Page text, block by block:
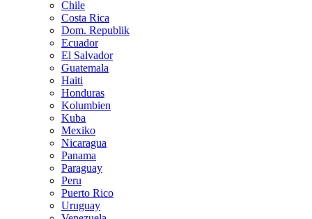
Chile
Costa Rica
Dom. Republik
Ecuador
El Salvador
Guatemala
Haiti
Honduras
Kolumbien
Kuba
Mexiko
Nicaragua
Panama
Paraguay
Peru
Puerto Rico
Uruguay